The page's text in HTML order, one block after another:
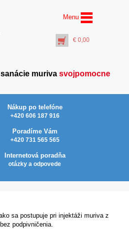
Menu
€ 0,00
muriva svojpomocne
Nákup po telefóne
+420 606 187 916
Poradíme Vám
+420 731 565 565
Internetová poradňa
otázky a odpovede
sa postupuje pri injektáži muriva z
podpivničenia.
(Set) Injektážna pumpa
(5 litrov) s
manometrom a
kompresorom
€103,00